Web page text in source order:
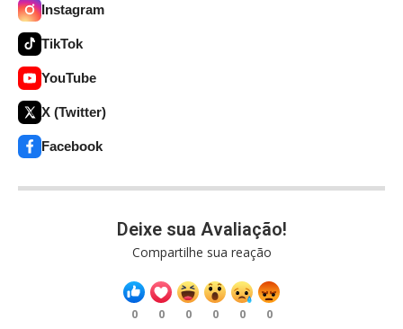
Instagram
TikTok
YouTube
X (Twitter)
Facebook
Deixe sua Avaliação!
Compartilhe sua reação
0 0 0 0 0 0